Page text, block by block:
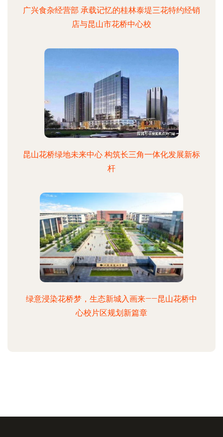
广兴食杂经营部 承载记忆的桂林泰堤三花特约经销
店与昆山市花桥中心校
昆山花桥绿地未来中心 构筑长三角一体化发展新标
杆
绿意浸染花桥梦，生态新城入画来——昆山花桥中
心校片区规划新篇章